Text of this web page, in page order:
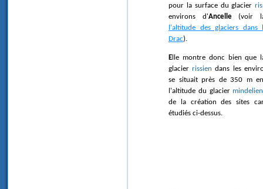
pour la surface du glacier
environs d'Ancelle(voir
l'altitude des glaciers dans
Drac).
Elle montre donc bien que la surface du
glacierrissien dans les
se situait près de 350 m
l'altitude du glacier mindelien
de la création des sites
étudiés ci-dessus.